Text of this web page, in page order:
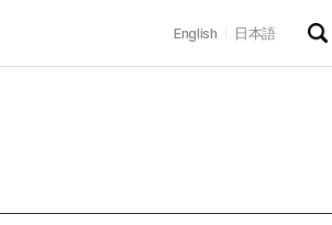
English 日本語
검